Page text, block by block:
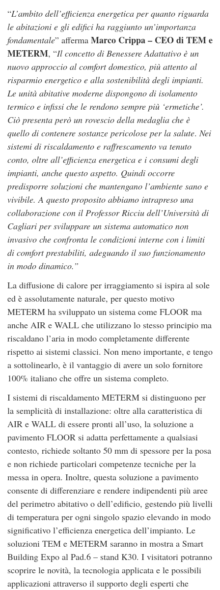
“L’ambito dell’efficienza energetica per quanto riguarda
le abitazioni e gli edifici ha raggiunto un’importanza
fondamentale” afferma Marco Crippa – CEO di TEM e
METERM, “Il concetto di Benessere Adattativo è un
nuovo approccio al comfort domestico, più attento al
risparmio energetico e alla sostenibilità degli impianti.
Le unità abitative moderne dispongono di isolamento
termico e infissi che le rendono sempre più ‘ermetiche’.
Ciò presenta però un rovescio della medaglia che è
quello di contenere sostanze pericolose per la salute.Nei
sistemi di riscaldamento e raffrescamento va tenuto
conto, oltre all’efficienza energetica e i consumi degli
impianti, anche questo aspetto. Quindi occorre
predisporre soluzioni che mantengano l’ambiente sano e
vivibile. A questo proposito abbiamo intrapreso una
collaborazione con il Professor Ricciu dell’Università di
Cagliari per sviluppare un sistema automatico non
invasivo che confronta le condizioni interne con i limiti
di comfort prestabiliti, adeguando il suo funzionamento
in modo dinamico.”
La diffusione di calore per irraggiamento si ispira al sole
ed è assolutamente naturale, per questo motivo
METERM ha sviluppato un sistema come FLOOR ma
anche AIR e WALL che utilizzano lo stesso principio ma
riscaldano l’aria in modo completamente differente
rispetto ai sistemi classici. Non meno importante, e tengo
a sottolinearlo, è il vantaggio di avere un solo fornitore
100% italiano che offre un sistema completo.
I sistemi di riscaldamento METERM si distinguono per
la semplicità di installazione: oltre alla caratteristica di
AIR e WALL di essere pronti all’uso, la soluzione a
pavimento FLOOR si adatta perfettamente a qualsiasi
contesto, richiede soltanto 50 mm di spessore per la posa
e non richiede particolari competenze tecniche per la
messa in opera. Inoltre, questa soluzione a pavimento
consente di differenziare e rendere indipendenti più aree
del perimetro abitativo o dell’edificio, gestendo più livelli
di temperatura per ogni singolo spazio elevando in modo
significativo l’efficienza energetica dell’impianto. Le
soluzioni TEM e METERM saranno in mostra a Smart
Building Expo al Pad.6 – stand K30. I visitatori potranno
scoprire le novità, la tecnologia applicata e le possibili
applicazioni attraverso il supporto degli esperti che